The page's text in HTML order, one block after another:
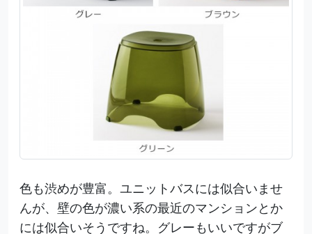
色も渋めが豊富。ユニットバスには似合いませ
んが、壁の色が濃い系の最近のマンションとか
には似合いそうですね。グレーもいいですがブ